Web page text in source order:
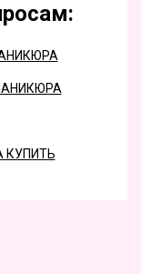
КУПИТЬ